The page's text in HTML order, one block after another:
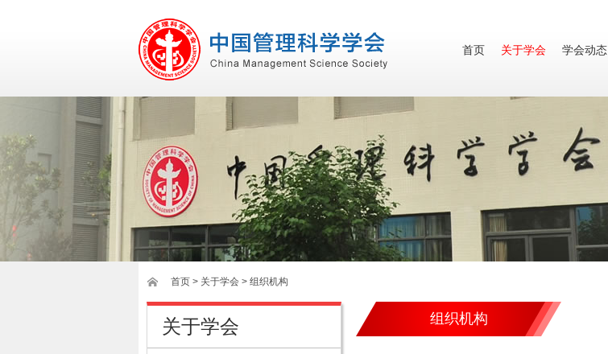
首页 关于学会 学会动态
首页 > 关于学会 > 组织机构
关于学会 组织机构